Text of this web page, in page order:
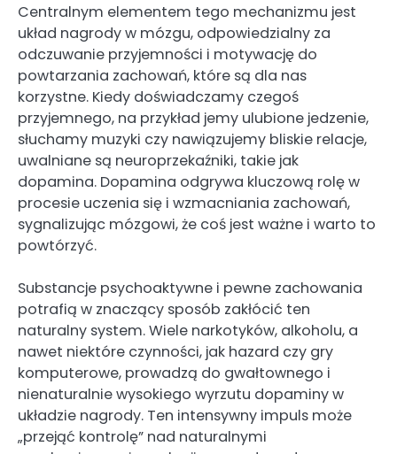
Centralnym elementem tego mechanizmu jest
układ nagrody w mózgu, odpowiedzialny za
odczuwanie przyjemności i motywację do
powtarzania zachowań, które są dla nas
korzystne. Kiedy doświadczamy czegoś
przyjemnego, na przykład jemy ulubione jedzenie,
słuchamy muzyki czy nawiązujemy bliskie relacje,
uwalniane są neuroprzekaźniki, takie jak
dopamina. Dopamina odgrywa kluczową rolę w
procesie uczenia się i wzmacniania zachowań,
sygnalizując mózgowi, że coś jest ważne i warto to
powtórzyć.
Substancje psychoaktywne i pewne zachowania
potrafią w znaczący sposób zakłócić ten
naturalny system. Wiele narkotyków, alkoholu, a
nawet niektóre czynności, jak hazard czy gry
komputerowe, prowadzą do gwałtownego i
nienaturalnie wysokiego wyrzutu dopaminy w
układzie nagrody. Ten intensywny impuls może
„przejąć kontrolę” nad naturalnymi